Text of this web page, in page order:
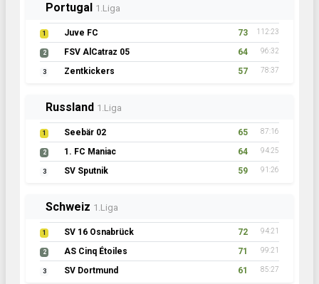
Portugal 1.Liga
1 Juve FC 73 112:23
2 FSV AlCatraz 05 64 96:32
3 Zentkickers 57 78:37
Russland 1.Liga
1 Seebär 02 65 87:16
2 1. FC Maniac 64 94:25
3 SV Sputnik 59 91:26
Schweiz 1.Liga
1 SV 16 Osnabrück 72 94:21
2 AS Cinq Étoiles 71 99:21
3 SV Dortmund 61 85:27